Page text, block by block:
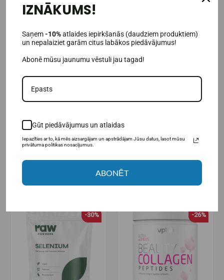
Neapstrādāti pulveri Hidrolizēts
24,95€ 17,47€
Pieejams noliktavā
IELIKT GROZĀ
hialuronskābes + C vitamīna
Pieejams noliktavā
IELIKT GROZĀ
-30% -26%
IZNĀKUMS!
Saņem-10%atlaides iepirkšanās (daudziem produktiem)
un nepalaiziet garām citus labākos piedāvājumus!
Abonē mūsu jaunumu vēstuli jau tagad!
Gūt piedāvājumus un atlaidas
Iepazīties ar to, kā mēs aizsargājam un apstrādājam Jūsu datus, lasot mūsu
privātuma politikas nosacījumus.
ABONĒT